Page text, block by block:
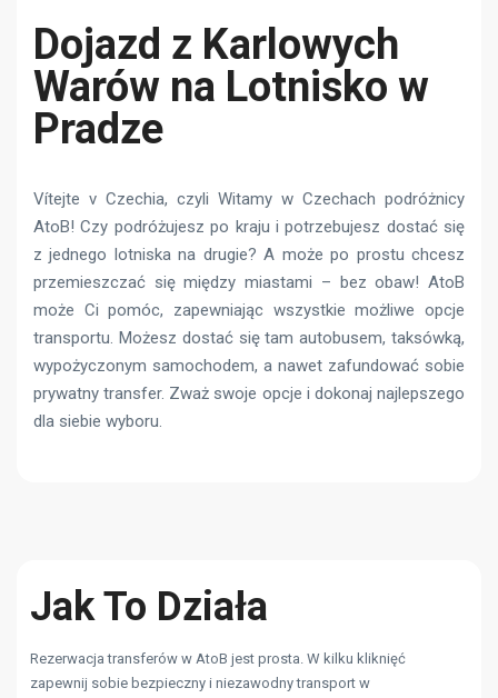
Dojazd z Karlowych
Warów na Lotnisko w
Pradze
Vítejte v Czechia, czyli Witamy w Czechach podróżnicy
AtoB! Czy podróżujesz po kraju i potrzebujesz dostać się
z jednego lotniska na drugie? A może po prostu chcesz
przemieszczać się między miastami – bez obaw! AtoB
może Ci pomóc, zapewniając wszystkie możliwe opcje
transportu. Możesz dostać się tam autobusem, taksówką,
wypożyczonym samochodem, a nawet zafundować sobie
prywatny transfer. Zważ swoje opcje i dokonaj najlepszego
dla siebie wyboru.
Jak To Działa
Rezerwacja transferów w AtoB jest prosta. W kilku kliknięć
zapewnij sobie bezpieczny i niezawodny transport w